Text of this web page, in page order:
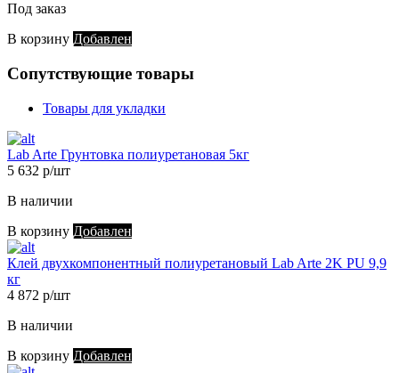
Под заказ
В корзину Добавлен
Сопутствующие товары
Товары для укладки
Lab Arte Грунтовка полиуретановая 5кг
5 632 р/шт
В наличии
В корзину Добавлен
Клей двухкомпонентный полиуретановый Lab Arte 2K PU 9,9
кг
4 872 р/шт
В наличии
В корзину Добавлен